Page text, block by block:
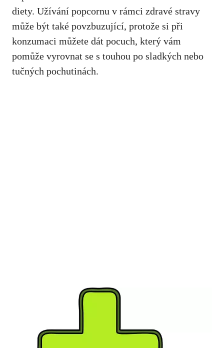
diety. Užívání popcornu v rámci zdravé stravy
může být také⁣ povzbuzující, protože⁢ si⁣ při
konzumaci​ můžete dát pocuch, který vám ​
pomůže vyrovnat se s touhou po ‍sladkých nebo
tučných pochutinách.